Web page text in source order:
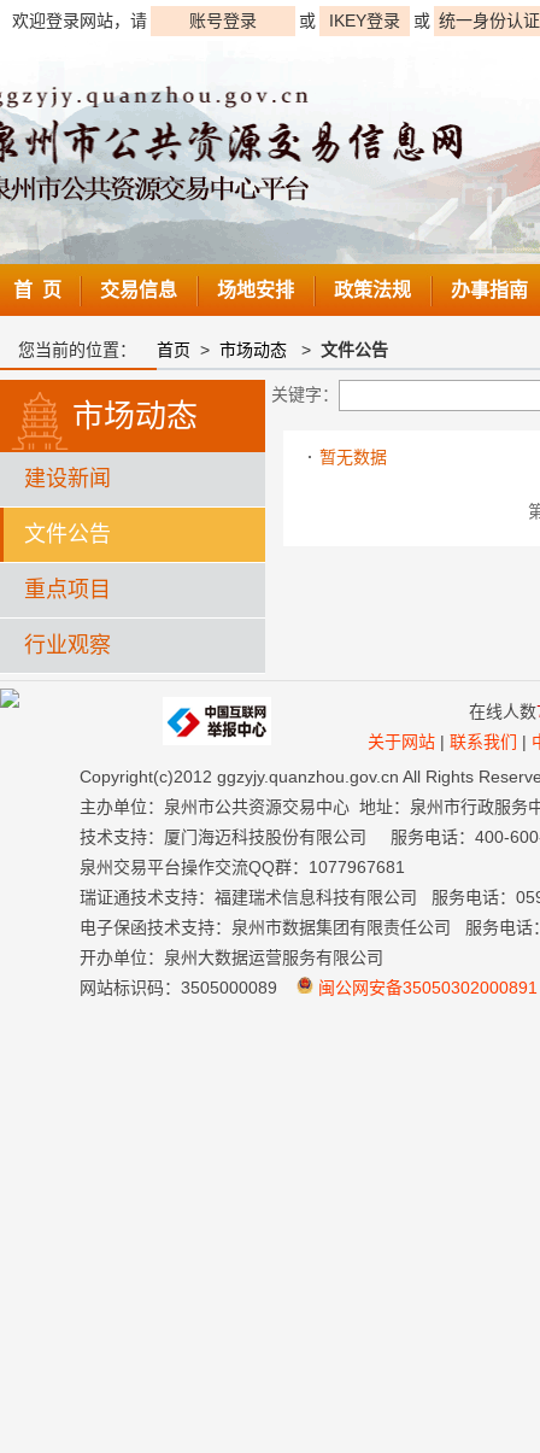
欢迎登录网站，请 账号登录 或 IKEY登录 或 统一身份认
首 页 交易信息 场地安排 政策法规 办事指南
您当前的位置： 首页 > 市场动态 > 文件公告
市场动态
建设新闻
文件公告
重点项目
行业观察
关键字：
暂无数据
在线人数
关于网站 | 联系我们 |
Copyright(c)2012 ggzyjy.quanzhou.gov.cn All Rights
主办单位：泉州市公共资源交易中心 地址：泉州市行政服
技术支持：厦门海迈科技股份有限公司 服务电话：400-
泉州交易平台操作交流QQ群：1077967681
瑞证通技术支持：福建瑞术信息科技有限公司 服务电话：
电子保函技术支持：泉州市数据集团有限责任公司 服务电话
开办单位：泉州大数据运营服务有限公司
网站标识码：3505000089
闽公网安备35050302000891